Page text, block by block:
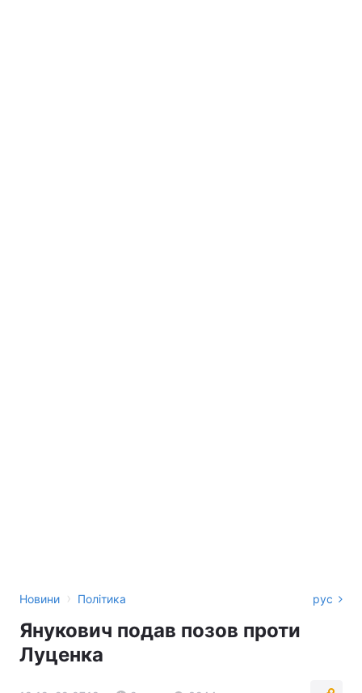
Новини › Політика рус
Янукович подав позов проти
Луценка